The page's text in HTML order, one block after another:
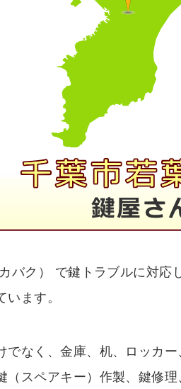
カバク） で鍵トラブルに対
ます。
でなく、金庫、机、ロッカ
（スペアキー）作製、鍵修